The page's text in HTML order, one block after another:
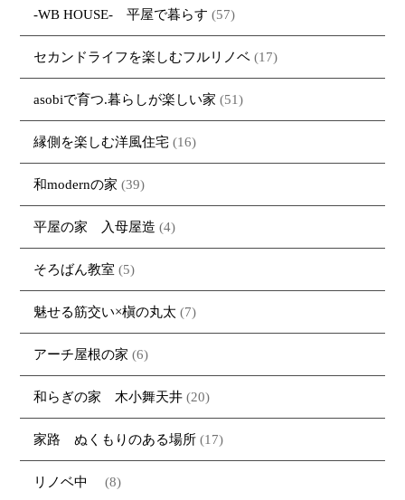
-WB HOUSE- 平屋で暮らす (57)
セカンドライフを楽しむフルリノベ (17)
asobiで育つ.暮らしが楽しい家 (51)
縁側を楽しむ洋風住宅 (16)
和modernの家 (39)
平屋の家 入母屋造 (4)
そろばん教室 (5)
魅せる筋交い×槇の丸太 (7)
アーチ屋根の家 (6)
和らぎの家 木小舞天井 (20)
家路 ぬくもりのある場所 (17)
リノベ中 (8)